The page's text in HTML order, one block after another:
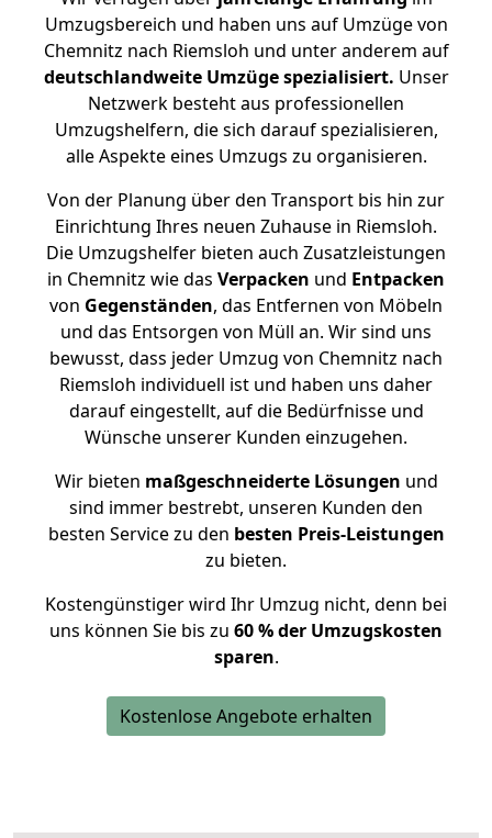
Umzugsbereich und haben uns auf Umzüge von
Chemnitz nach Riemsloh und unter anderem auf
deutschlandweite Umzüge spezialisiert. Unser
Netzwerk besteht aus professionellen
Umzugshelfern, die sich darauf spezialisieren,
alle Aspekte eines Umzugs zu organisieren.
Von der Planung über den Transport bis hin zur
Einrichtung Ihres neuen Zuhause in Riemsloh.
Die Umzugshelfer bieten auch Zusatzleistungen
in Chemnitz wie das Verpacken und Entpacken
von Gegenständen, das Entfernen von Möbeln
und das Entsorgen von Müll an. Wir sind uns
bewusst, dass jeder Umzug von Chemnitz nach
Riemsloh individuell ist und haben uns daher
darauf eingestellt, auf die Bedürfnisse und
Wünsche unserer Kunden einzugehen.
Wir bieten maßgeschneiderte Lösungen und
sind immer bestrebt, unseren Kunden den
besten Service zu den besten Preis-Leistungen
zu bieten.
Kostengünstiger wird Ihr Umzug nicht, denn bei
uns können Sie bis zu 60 % der Umzugskosten
sparen.
Kostenlose Angebote erhalten